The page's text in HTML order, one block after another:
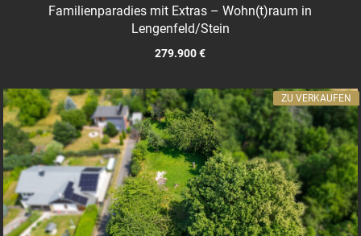
Familienparadies mit Extras – Wohn(t)raum in
Lengenfeld/Stein
279.900 €
ZU VERKAUFEN